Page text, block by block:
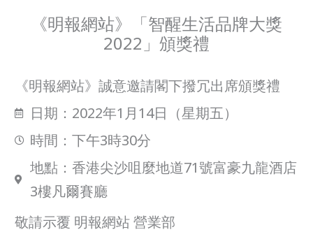
《明報網站》「智醒生活品牌大獎
2022」頒獎禮
《明報網站》誠意邀請閣下撥冗出席頒獎禮
日期：2022年1月14日（星期五）
時間：下午3時30分
地點：香港尖沙咀麼地道71號富豪九龍酒店
3樓凡爾賽廳
敬請示覆 明報網站 營業部